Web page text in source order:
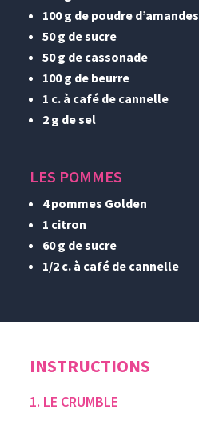
100 g de poudre d’amandes
50 g de sucre
50 g de cassonade
100 g de beurre
1 c. à café de cannelle
2 g de sel
LES POMMES
4 pommes Golden
1 citron
60 g de sucre
1/2 c. à café de cannelle
INSTRUCTIONS
1. LE CRUMBLE